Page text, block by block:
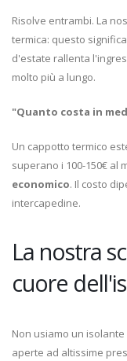
Risolve entrambi. La
termica: questo
d'estate rallenta
molto più a lungo.
"Quanto costa in
Un cappotto termico
superano i 100-150€ al
economico. Il costo
intercapedine.
La nostra
cuore
Non usiamo un isolante
aperte ad altissime